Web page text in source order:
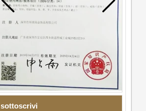
sottoscrivi